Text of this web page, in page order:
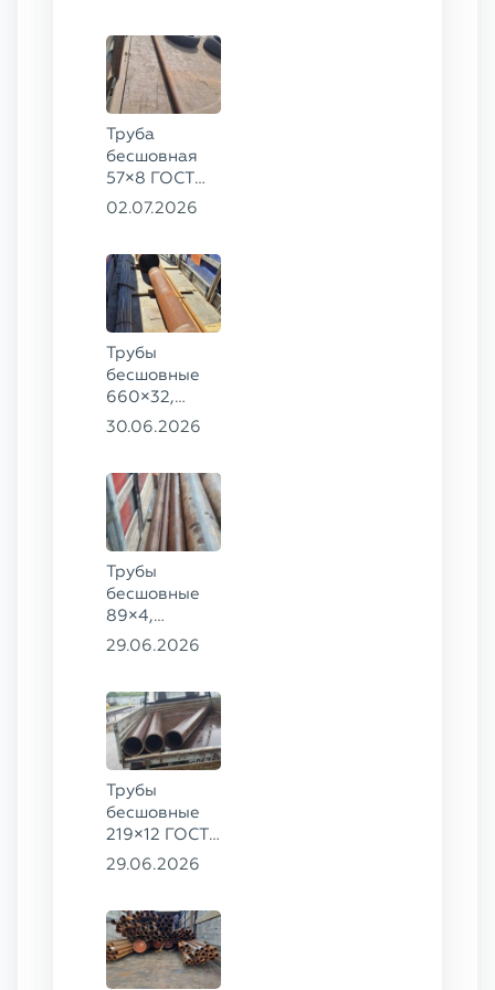
Труба
бесшовная
57×8 ГОСТ
8732-78
02.07.2026
Трубы
бесшовные
660×32,
426×28,
8732-78
сталь 09Г2С
30.06.2026
Трубы
бесшовные
89×4,
203×20,
09Г2С
29.06.2026
Трубы
бесшовные
219×12 ГОСТ
8732-78, ст.
29.06.2026